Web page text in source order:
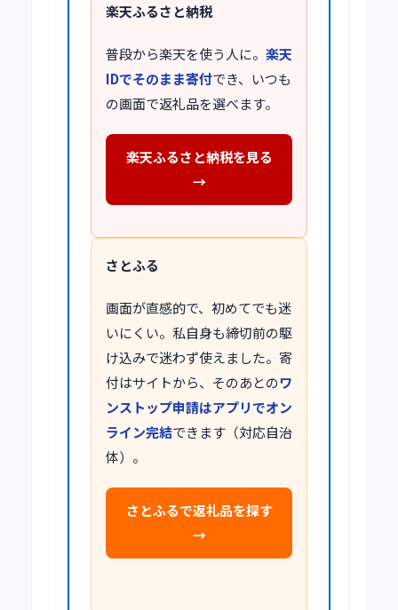
楽天ふるさと納税
普段から楽天を使う人に。 楽天
IDでそのまま寄付でき、いつも
の画面で返礼品を選べます。
楽天ふるさと納税を見る
→
さとふる
画面が直感的で、初めてでも迷
いにくい。私自身も締切前の駆
け込みで迷わず使えました。寄
付はサイトから、そのあとのワ
ンストップ申請はアプリでオン
ライン完結できます（対応自治
体）。
さとふるで返礼品を探す
→